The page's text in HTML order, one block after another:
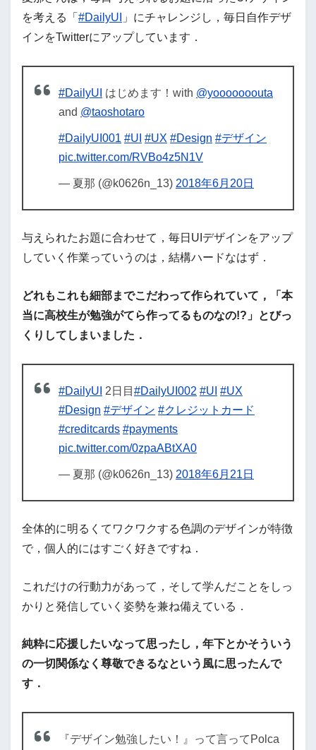
を考える「 #DailyUI 」にチャレンジし，毎日自作デザ
インをTwitterにアップしています．
#DailyUI はじめます！with @yooooooouta
and @taoshotaro
#DailyUI001 #UI #UX #Design #デザイン
pic.twitter.com/RVBo4z5N1V
— 夏那 (@k0626n_13) 2018年6月20日
与えられたお題に合わせて，毎日UIデザインをアップ
していく作業っていうのは，結構ハードなはず．
どれもこれも細部までこだわって作られていて，「本
当に高校生が勉強がてら作ってるものなの!?」とびっ
くりしてしまいました．
#DailyUI 2日目 #DailyUI002 #UI #UX
#Design #デザイン #クレジットカード
#creditcards #payments
pic.twitter.com/0zpaABtXA0
— 夏那 (@k0626n_13) 2018年6月21日
全体的に明るくてワクワクする色調のデザインが特徴
で，個人的にはすごく好きですね．
これだけの行動力があって，そして学んだことをしっ
かりと発信していく姿勢を兼ね備えている．
純粋に応援したいなって思ったし，年下とかそういう
の一切関係なく尊敬できるなという風に思ったんで
す．
『デザイン勉強したい！』って言ってPolca